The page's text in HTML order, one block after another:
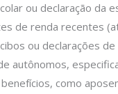
ou declaração da
de renda recentes
ou declarações
autônomos,
como